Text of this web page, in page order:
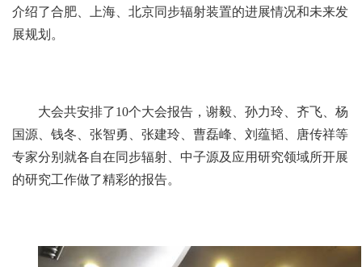
介绍了合肥、上海、北京同步辐射装置的进展情况和未来发
展规划。
大会共安排了10个大会报告，谢毅、孙力玲、齐飞、杨
国源、钱冬、张智勇、张建玲、曹磊峰、刘蕴韬、唐传祥等
专家分别就各自在同步辐射、中子源及应用研究领域所开展
的研究工作做了精彩的报告。